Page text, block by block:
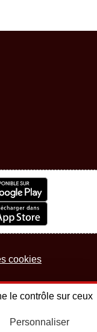
cookies
Connexion
le contrôle sur ceux
Personnaliser